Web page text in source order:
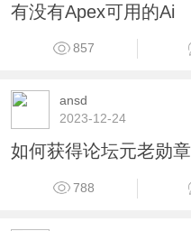
有没有Apex可用的Ai
857
ansd
2023-12-24
如何获得论坛元老勋章
788